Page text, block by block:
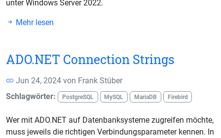
unter Windows Server 2022.
Mehr lesen
ADO.NET Connection Strings
Jun 24, 2024 von Frank Stüber
Schlagwörter:
PostgreSQL MySQL MariaDB Firebird
Wer mit ADO.NET auf Datenbanksysteme zugreifen möchte,
muss jeweils die richtigen Verbindungsparameter kennen. In